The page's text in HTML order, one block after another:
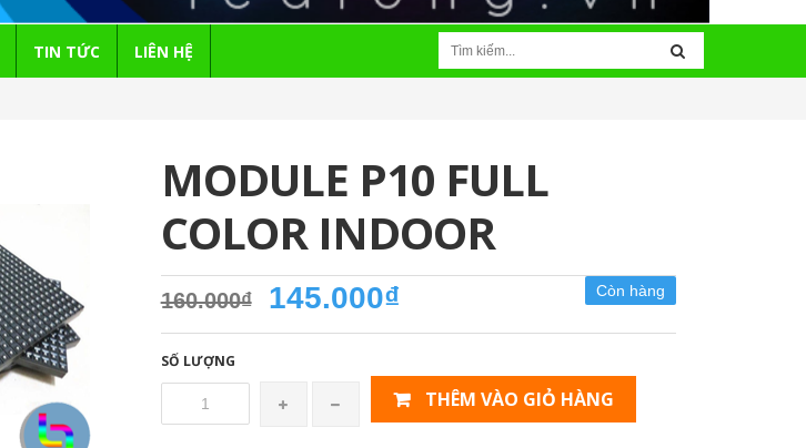
TIN TỨC LIÊN HỆ
MODULE P10 FULL
COLOR INDOOR
Còn hàng
160.000₫ 145.000₫
SỐ LƯỢNG
THÊM VÀO GIỎ HÀNG